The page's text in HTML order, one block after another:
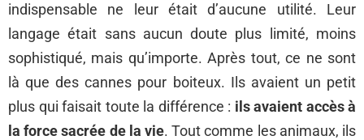
indispensable ne leur était d’aucune utilité. Leur
langage était sans aucun doute plus limité, moins
sophistiqué, mais qu’importe. Après tout, ce ne sont
là que des cannes pour boiteux. Ils avaient un petit
plus qui faisait toute la différence : ils avaient accès à
la force sacrée de la vie. Tout comme les animaux, ils